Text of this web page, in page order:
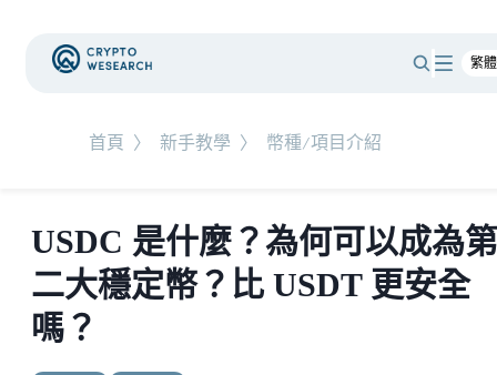
首頁 〉 新手教學 〉 幣種/項目介紹
USDC 是什麼？為何可以成為第
二大穩定幣？比 USDT 更安全
嗎？